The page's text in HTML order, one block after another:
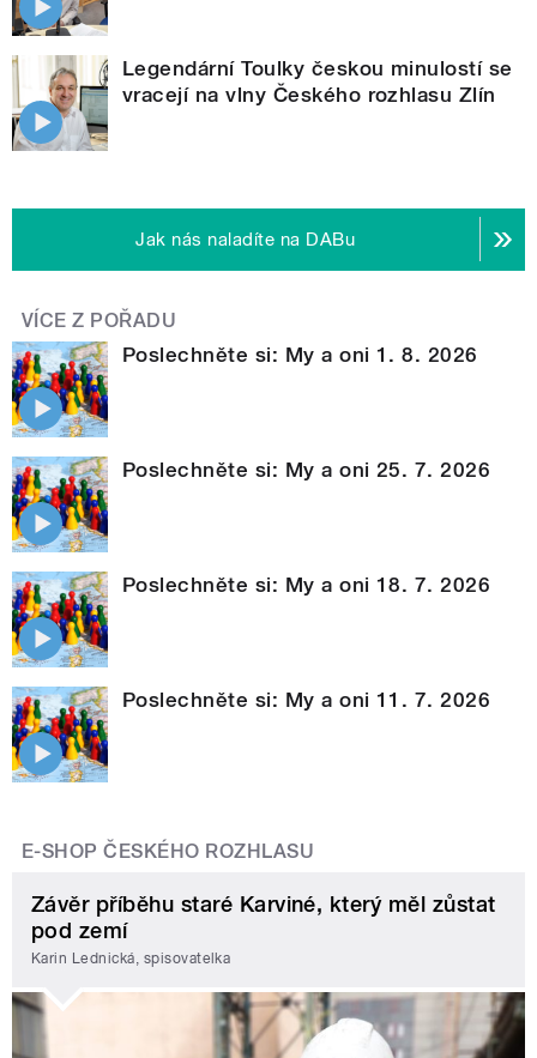
Legendární Toulky českou minulostí se
vracejí na vlny Českého rozhlasu Zlín
Jak nás naladíte na DABu
VÍCE Z POŘADU
Poslechněte si: My a oni 1. 8. 2026
Poslechněte si: My a oni 25. 7. 2026
Poslechněte si: My a oni 18. 7. 2026
Poslechněte si: My a oni 11. 7. 2026
E-SHOP ČESKÉHO ROZHLASU
Závěr příběhu staré Karviné, který měl zůstat
pod zemí
Karin Lednická, spisovatelka